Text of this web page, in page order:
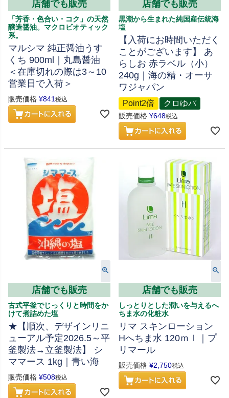
店舗でも販売
「芳香・色合い・コク」の天然
醸造醤油。マクロビオティック
系。
マルシマ 純正醤油うす
くち 900ml｜丸島醤油
＜在庫切れの際は3～10
営業日で入荷＞
販売価格 ¥841 税込
店舗でも販売
黒潮から生まれた純国産伝統海
塩
【入荷にお時間いただく
ことがございます】 あ
らしお 赤ラベル（小）
240g｜海の精・オーサ
ワジャパン
Point2倍 クロゆパ
販売価格 ¥648税込
店舗でも販売
古式平釜でじっくりと時間をか
けて煮詰めた塩
★【順次、デザインリニ
ューアル予定2026.5～平
釜製法→立釜製法】 シ
ママース 1kg｜青い海
販売価格 ¥508税込
店舗でも販売
しっとりとした潤いを与えるへ
ちま水の化粧水
リマ スキンローション
Hへちま水 120ｍｌ｜プ
リマール
販売価格 ¥2,750税込